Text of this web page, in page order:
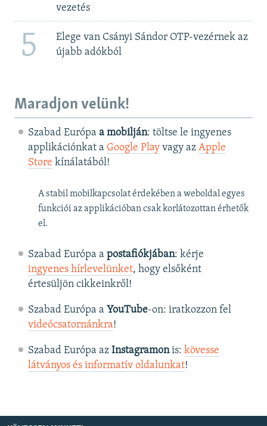
vezetés
5
Elege van Csányi Sándor OTP-vezérnek az
újabb adókból
Maradjon velünk!
Szabad Európa a mobilján: töltse le ingyenes
applikációnkat a Google Playvagy az Apple
Store kínálatából!
A stabil mobilkapcsolat érdekében a weboldal egyes
funkciói az applikációban csak korlátozottan érhetők
el.
Szabad Európa a postafiókjában: kérje
ingyenes hírlevelünket, hogy elsőként
értesüljön cikkeinkről!
Szabad Európa a YouTube-on: iratkozzon fel
videócsatornánkra!
Szabad Európa az Instagramonis: kövesse
látványos és informatív oldalunkat! ​